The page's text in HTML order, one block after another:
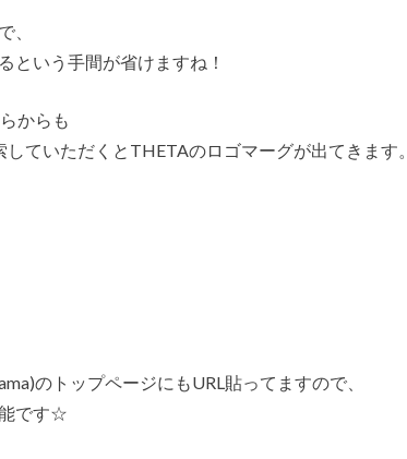
、
という手間が省けますね！
からも
していただくとTHETAのロゴマーグが出てきます。
のトップページにもURL貼ってますので、
です☆